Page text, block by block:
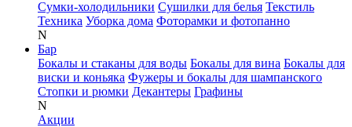
Сумки-холодильники Сушилки для белья Текстиль
Техника Уборка дома Фоторамки и фотопанно
N
Бар
Бокалы и стаканы для воды Бокалы для вина Бокалы для
виски и коньяка Фужеры и бокалы для шампанского
Стопки и рюмки Декантеры Графины
N
Акции